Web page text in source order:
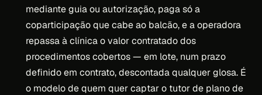
mediante guia ou autorização, paga só a
coparticipação que cabe ao balcão, e a operadora
repassa à clínica o valor contratado dos
procedimentos cobertos — em lote, num prazo
definido em contrato, descontada qualquer glosa. É
o modelo de quem quer captar o tutor de plano de